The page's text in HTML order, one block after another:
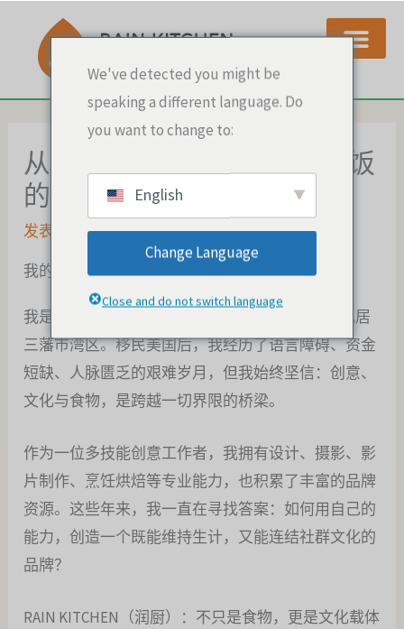
容
从异乡到家乡：一碗海南鸡饭
的创业梦
发表评论 /在路上/ 作者：AlbertLam
我的故事
我是Albert Lam，生于中国广东，后移居香港，现居
三藩市湾区。移民美国后，我经历了语言障碍、资金
短缺、人脉匮乏的艰难岁月，但我始终坚信：创意、
文化与食物，是跨越一切界限的桥梁。
作为一位多技能创意工作者，我拥有设计、摄影、影
片制作、烹饪烘焙等专业能力，也积累了丰富的品牌
资源。这些年来，我一直在寻找答案：如何用自己的
能力，创造一个既能维持生计，又能连结社群文化的
品牌？
RAIN KITCHEN（润厨）：不只是食物，更是文化载体
We've detected you might be
speaking a different language. Do
you want to change to:
English
Change Language
Close and do not switch language